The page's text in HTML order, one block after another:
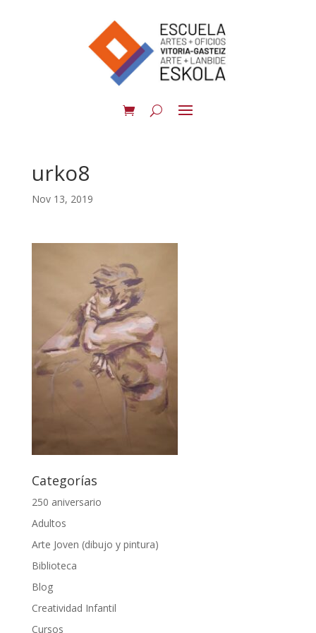
urko8
Nov 13, 2019
Categorías
250 aniversario
Adultos
Arte Joven (dibujo y pintura)
Biblioteca
Blog
Creatividad Infantil
Cursos